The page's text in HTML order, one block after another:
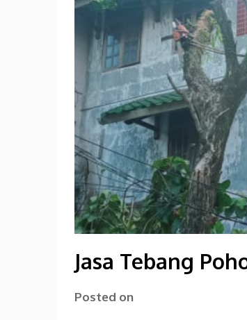
Jasa Tebang
Posted on